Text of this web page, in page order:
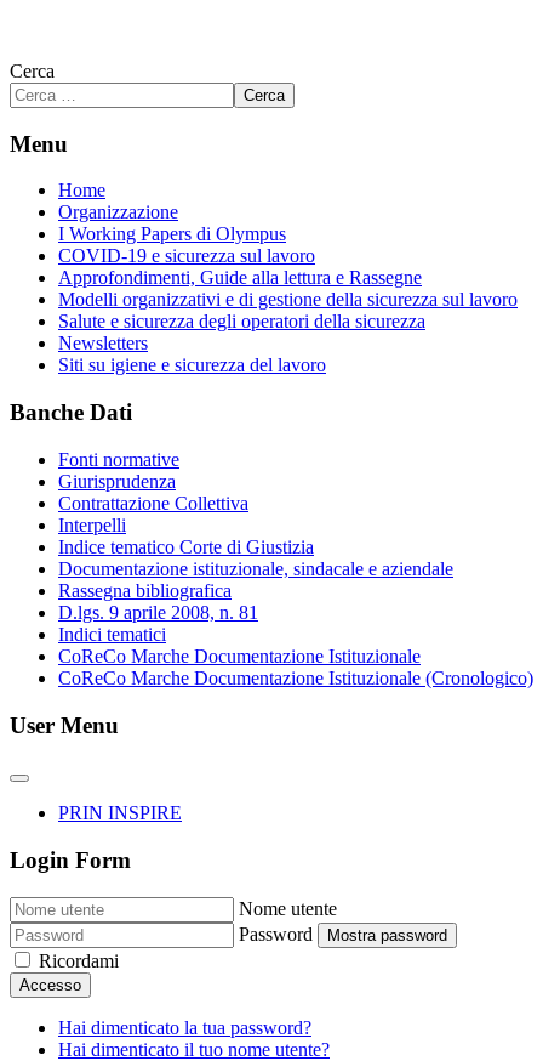
Cerca
Cerca
Menu
Home
Organizzazione
I Working Papers di Olympus
COVID-19 e sicurezza sul lavoro
Approfondimenti, Guide alla lettura e Rassegne
Modelli organizzativi e di gestione della sicurezza sul lavoro
Salute e sicurezza degli operatori della sicurezza
Newsletters
Siti su igiene e sicurezza del lavoro
Banche Dati
Fonti normative
Giurisprudenza
Contrattazione Collettiva
Interpelli
Indice tematico Corte di Giustizia
Documentazione istituzionale, sindacale e aziendale
Rassegna bibliografica
D.lgs. 9 aprile 2008, n. 81
Indici tematici
CoReCo Marche Documentazione Istituzionale
CoReCo Marche Documentazione Istituzionale (Cronologico)
User Menu
PRIN INSPIRE
Login Form
Nome utente
Password
Mostra password
Ricordami
Accesso
Hai dimenticato la tua password?
Hai dimenticato il tuo nome utente?